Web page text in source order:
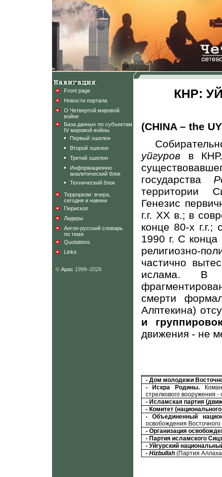
Front page
Новости портала
О Четвертой мировой
войне
База данных по субъектам
IV мировой войны
Первый эшелон
Второй эшелон
Третий эшелон
Информационно
аналитический блок
Технический блок
Терроризм: вчера,
сегодня и навеки
Перископ
Лидеры
Англо-русский словарь
по теме
Quotations
Links
© Арас 1999–2026
КНР:
(CHINA – the
уйгуров в
государства
территории
Генезис
г.г. ХХ в.; в
конце 80-х
1990 г. С конца
религиозно-
частично
ислама. В
смерти
Алптекина)
и
движения - не
- Дом молодежи
- Искра Родины.
стрелкового вооружения -
- Исламская партия
- Комитет
- Объединенный
освобождения
- Организация
- Партия исламского
- Уйгурский
- Hizbullah (Партия